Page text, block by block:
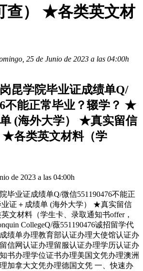
查） ★各类英文材
25 de Junio de 2023 a las 04:00h
昆学院毕业证成绩单Q/
不能正常毕业？辍学？ ★
(海外大学） ★真实留信
★各类英文材料（学
de 2023 a las 04:00h
毕业证成绩单Q/微信551190476不能正
证＋成绩单 (海外大学） ★真实留信
文材料（学生卡、录取通知书offer，
CollegeQ/薇551190476诚招留学代
绩单办理教育部认证办理大使馆认证办
信网认证办理留服认证办理学历认证办
书办理学位证书办理美国文凭办理澳洲
加拿大文凭办理德国文凭 一、快速办